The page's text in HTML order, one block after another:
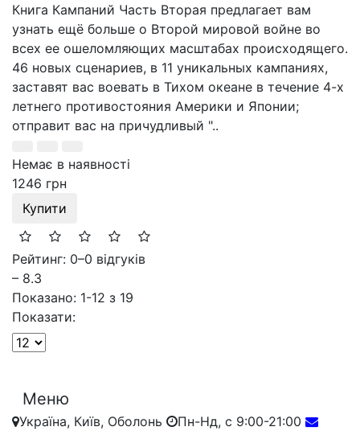
Книга Кампаний Часть Вторая предлагает вам
узнать ещё больше о Второй мировой войне во
всех ее ошеломляющих масштабах происходящего.
46 новых сценариев, в 11 уникальных кампаниях,
заставят вас воевать в Тихом океане в течение 4-х
летнего противостояния Америки и Японии;
отправит вас на причудливый "..
Немає в наявності
1246 грн
Купити
Рейтинг: 0–0 відгуків
– 8.3
Показано: 1-12 з 19
Показати:
Меню
Україна, Київ, Оболонь
Пн-Нд, с 9:00-21:00